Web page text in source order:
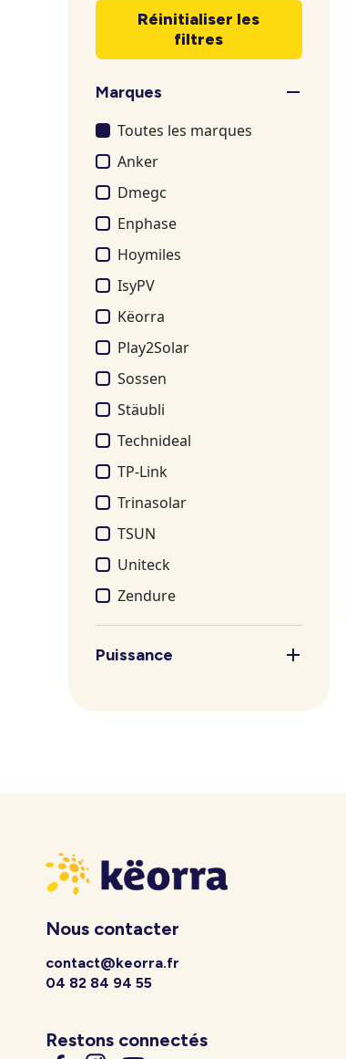
Réinitialiser les
filtres
Marques
Toutes les marques
Anker
Dmegc
Enphase
Hoymiles
IsyPV
Këorra
Play2Solar
Sossen
Stäubli
Technideal
TP-Link
Trinasolar
TSUN
Uniteck
Zendure
Puissance
Nous contacter
contact@keorra.fr
04 82 84 94 55
Restons connectés